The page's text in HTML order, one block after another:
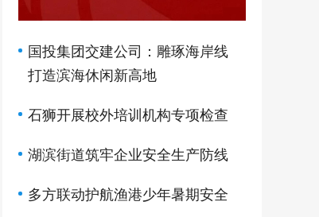
国投集团交建公司：雕琢海岸线
打造滨海休闲新高地
石狮开展校外培训机构专项检查
湖滨街道筑牢企业安全生产防线
多方联动护航渔港少年暑期安全